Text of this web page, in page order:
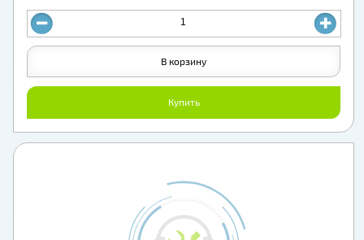
Купить
В корзину